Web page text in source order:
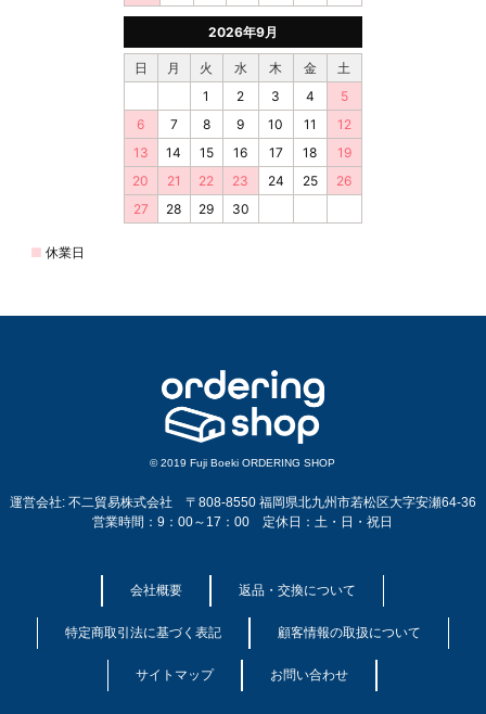
© 2019 Fuji Boeki ORDERING SHOP
運営会社: 不二貿易株式会社 〒808-8550 福岡県北九州市若松区大字安瀬64-36
営業時間：9：00～17：00 定休日：土・日・祝日
会社概要 返品・交換について
特定商取引法に基づく表記 顧客情報の取扱について
サイトマップ お問い合わせ